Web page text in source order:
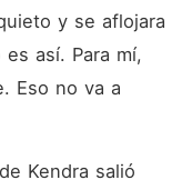
y se aflojara
así. Para mí,
Eso no va a
Kendra salió